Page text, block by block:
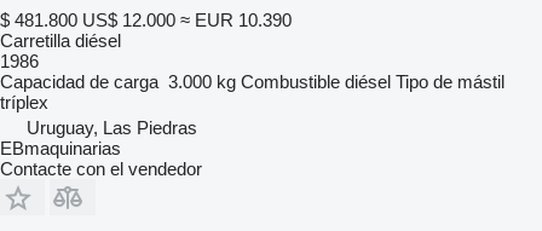
$ 481.800 US$ 12.000 ≈ EUR 10.390
Carretilla diésel
1986
Capacidad de carga 3.000 kg Combustible diésel Tipo de mástil
tríplex
Uruguay, Las Piedras
EBmaquinarias
Contacte con el vendedor